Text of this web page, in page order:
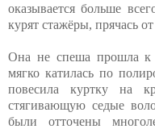
оказывается больше
курят стажёры, прячась от
Она не спеша прошла к
мягко катилась по
повесила куртку на
стягивающую седые
были отточены